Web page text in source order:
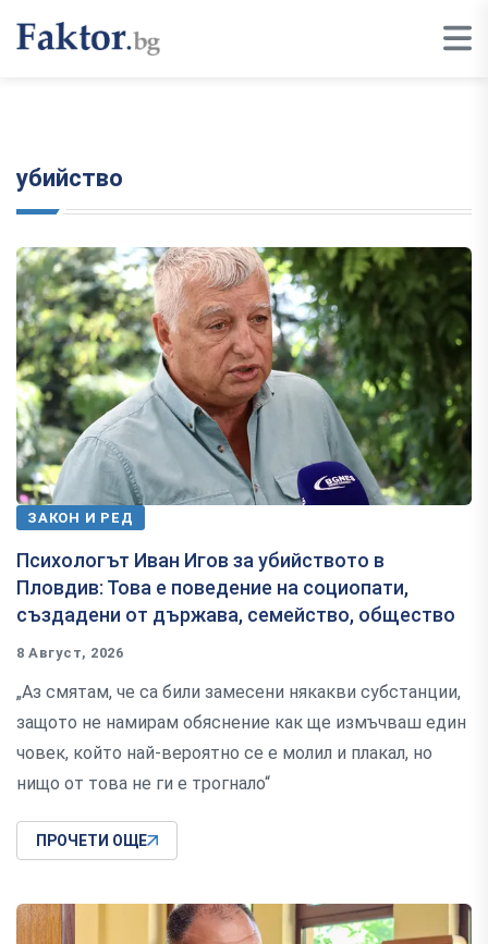
убийство
ЗАКОН И РЕД
Психологът Иван Игов за убийството в
Пловдив: Това е поведение на социопати,
създадени от държава, семейство, общество
8 Август, 2026
„Аз смятам, че са били замесени някакви субстанции,
защото не намирам обяснение как ще измъчваш един
човек, който най-вероятно се е молил и плакал, но
нищо от това не ги е трогнало“
ПРОЧЕТИ ОЩЕ